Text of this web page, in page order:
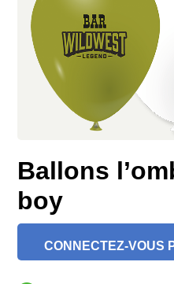
Ballons
boy
CONNECTEZ-VOUS